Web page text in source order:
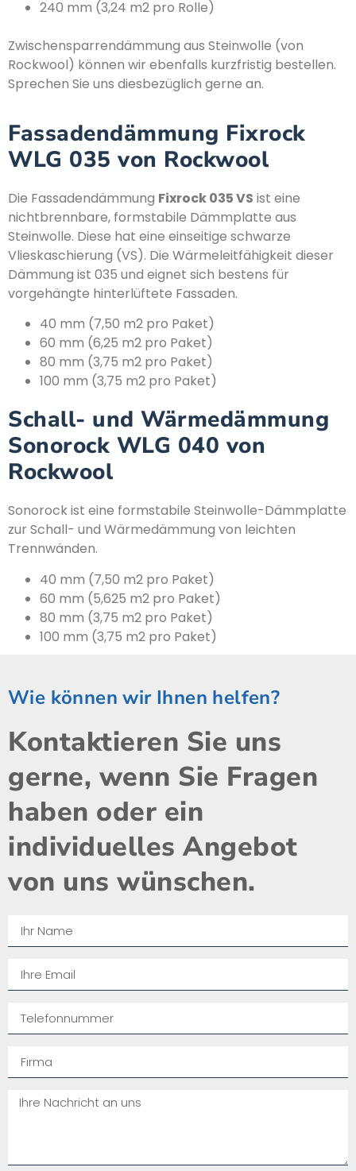
240 mm (3,24 m2 pro Rolle)
Zwischensparrendämmung aus Steinwolle (von
Rockwool) können wir ebenfalls kurzfristig bestellen.
Sprechen Sie uns diesbezüglich gerne an.
Fassadendämmung Fixrock
WLG 035 von Rockwool
Die Fassadendämmung Fixrock 035 VS ist eine
nichtbrennbare, formstabile Dämmplatte aus
Steinwolle. Diese hat eine einseitige schwarze
Vlieskaschierung (VS). Die Wärmeleitfähigkeit dieser
Dämmung ist 035 und eignet sich bestens für
vorgehängte hinterlüftete Fassaden.
40 mm (7,50 m2 pro Paket)
60 mm (6,25 m2 pro Paket)
80 mm (3,75 m2 pro Paket)
100 mm (3,75 m2 pro Paket)
Schall- und Wärmedämmung
Sonorock WLG 040 von
Rockwool
Sonorock ist eine formstabile Steinwolle-Dämmplatte
zur Schall- und Wärmedämmung von leichten
Trennwänden.
40 mm (7,50 m2 pro Paket)
60 mm (5,625 m2 pro Paket)
80 mm (3,75 m2 pro Paket)
100 mm (3,75 m2 pro Paket)
Wie können wir Ihnen helfen?
Kontaktieren Sie uns
gerne, wenn Sie Fragen
haben oder ein
individuelles Angebot
von uns wünschen.​